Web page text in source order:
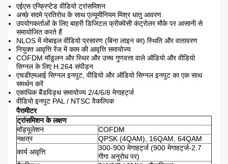
एईएस एन्क्रिप्टेड वीडियो ट्रांसमिशन
अच्छे सदमे प्रतिरोध के साथ एल्यूमीनियम मिश्र धातु आवरण
उपयोगकर्ताओं के लिए बाहरी डिजिटल फ्रीक्वेंसी कंट्रोलर मौके पर आसानी से
समायोजित करते हैं
NLOS में मोबाइल वीडियो प्रसारण (बिना लाइन का) स्थिति और वातावरण
नियुक्त आवृत्ति रेंज में काम की आवृत्ति समायोज्य
COFDM मॉडुलन और स्थिर और उच्च गुणवत्ता वाले ऑडियो और वीडियो
सिग्नल के लिए H.264 संपीड़न
एचडीएमआई सिग्नल इनपुट, वीडियो और ऑडियो सिग्नल इनपुट का एक साथ
समर्थन करें
एकाधिक बैंडविड्थ समायोज्य 2/4/6/8 मेगाहर्ट्ज
वीडियो इनपुट PAL / NTSC वैकल्पिक
पैरामीटर
ट्रांसमिशन के लक्षण
मॉड्यूलेशन
COFDM
नक्षत्र
QPSK (4QAM), 16QAM, 64QAM
कार्य आवृत्ति
300-900 मेगाहर्ट्ज (900 मेगाहर्ट्ज-2.7
गीगा अनुरोध पर)